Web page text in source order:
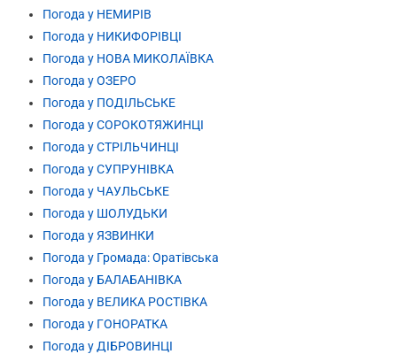
Погода у НЕМИРІВ
Погода у НИКИФОРІВЦІ
Погода у НОВА МИКОЛАЇВКА
Погода у ОЗЕРО
Погода у ПОДІЛЬСЬКЕ
Погода у СОРОКОТЯЖИНЦІ
Погода у СТРІЛЬЧИНЦІ
Погода у СУПРУНІВКА
Погода у ЧАУЛЬСЬКЕ
Погода у ШОЛУДЬКИ
Погода у ЯЗВИНКИ
Погода у Громада: Оратівська
Погода у БАЛАБАНІВКА
Погода у ВЕЛИКА РОСТІВКА
Погода у ГОНОРАТКА
Погода у ДІБРОВИНЦІ